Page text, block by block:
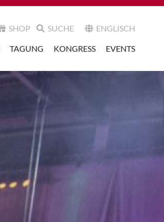
SHOP SUCHE ENGLISCH
TAGUNG KONGRESS EVENTS